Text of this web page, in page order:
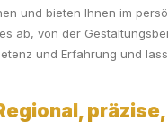
und bieten Ihnen im
ab, von der
und Erfahrung und